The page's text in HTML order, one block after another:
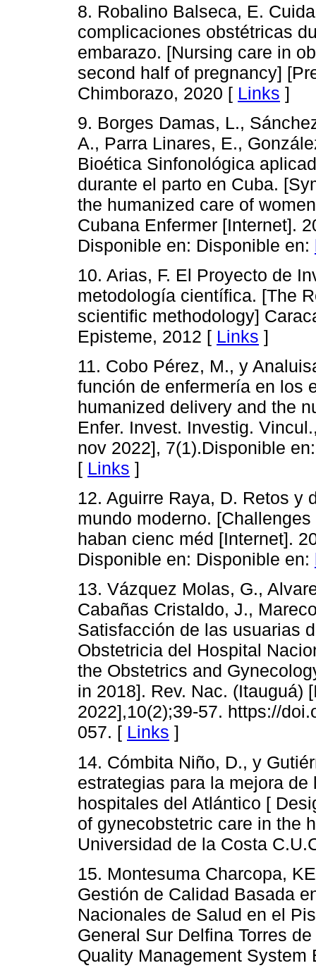
8. Robalino Balseca, E.
complicaciones obstétricas
embarazo. [Nursing care in
second half of pregnancy]
Chimborazo, 2020 [ Links ]
9. Borges Damas, L.,
A., Parra Linares, E.,
Bioética Sinfonológica
durante el parto en Cuba.
the humanized care of
Cubana Enfermer [Internet].
Disponible en: Disponible en:
10. Arias, F. El Proyecto de
metodología científica. [The
scientific methodology]
Episteme, 2012 [ Links ]
11. Cobo Pérez, M., y
función de enfermería en los
humanized delivery and the
Enfer. Invest. Investig.
nov 2022], 7(1).Disponible
[ Links ]
12. Aguirre Raya, D. Retos y
mundo moderno.
haban cienc méd [Internet].
Disponible en: Disponible en:
13. Vázquez Molas, G.,
Cabañas Cristaldo, J.,
Satisfacción de las usuarias
Obstetricia del Hospital
the Obstetrics and
in 2018]. Rev. Nac. (Itauguá)
2022],10(2);39-57. https://
057. [ Links ]
14. Cómbita Niño, D., y
estrategias para la mejora
hospitales del Atlántico [
of gynecobstetric care in the
Universidad de la Costa
15. Montesuma Charcopa,
Gestión de Calidad Basada
Nacionales de Salud en el
General Sur Delfina Torres
Quality Management